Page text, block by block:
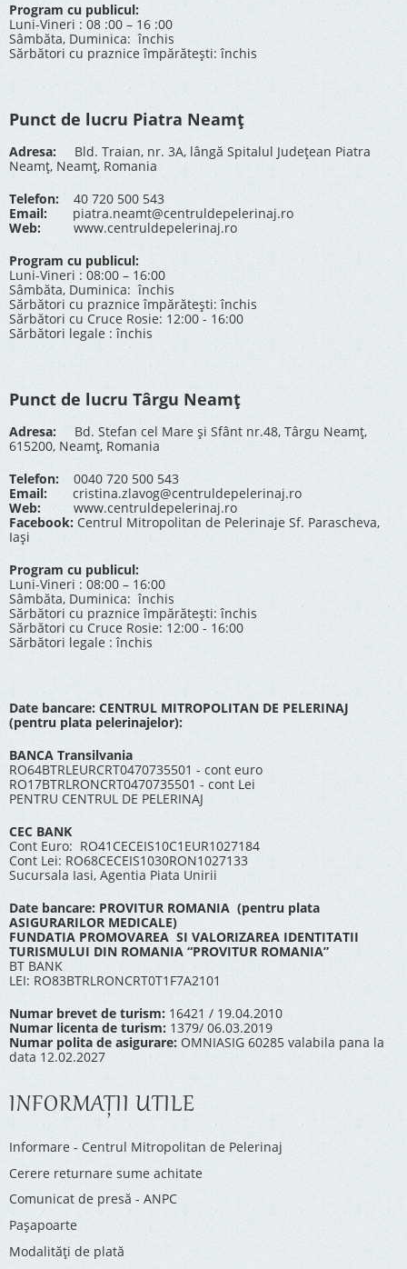
Program cu publicul:
Luni-Vineri : 08 :00 – 16 :00
Sâmbăta, Duminica: închis
Sărbători cu praznice împărătești: închis
Punct de lucru Piatra Neamț
Adresa: Bld. Traian, nr. 3A, lângă Spitalul Județean Piatra
Neamț, Neamț, Romania
Telefon:40 720 500 543
Email:
piatra.neamt@centruldepelerinaj.ro
Web:
www.centruldepelerinaj.ro
Program cu publicul:
Luni-Vineri : 08:00 – 16:00
Sâmbăta, Duminica: închis
Sărbători cu praznice împărătești: închis
Sărbători cu Cruce Rosie: 12:00 - 16:00
Sărbători legale : închis
Punct de lucru Târgu Neamț
Adresa: Bd. Stefan cel Mare și Sfânt nr.48, Târgu Neamț,
615200, Neamț, Romania
Telefon: 0040 720 500 543
Email:
cristina.zlavog@centruldepelerinaj.ro
Web:
www.centruldepelerinaj.ro
Facebook: Centrul Mitropolitan de Pelerinaje Sf. Parascheva,
Iași
Program cu publicul:
Luni-Vineri : 08:00 – 16:00
Sâmbăta, Duminica: închis
Sărbători cu praznice împărătești: închis
Sărbători cu Cruce Rosie: 12:00 - 16:00
Sărbători legale : închis
Date bancare: CENTRUL MITROPOLITAN DE PELERINAJ
(pentru plata pelerinajelor):
BANCA Transilvania
RO64BTRLEURCRT0470735501 - cont euro
RO17BTRLRONCRT0470735501 - cont Lei
PENTRU CENTRUL DE PELERINAJ
CEC BANK
Cont Euro: RO41CECEIS10C1EUR1027184
Cont Lei: RO68CECEIS1030RON1027133
Sucursala Iasi, Agentia Piata Unirii
Date bancare: PROVITUR ROMANIA (pentru plata
ASIGURARILOR MEDICALE)
FUNDATIA PROMOVAREA SI VALORIZAREA IDENTITATII
TURISMULUI DIN ROMANIA “PROVITUR ROMANIA”
BT BANK
LEI: RO83BTRLRONCRT0T1F7A2101
Numar brevet de turism: 16421 / 19.04.2010
Numar licenta de turism: 1379/ 06.03.2019
Numar polita de asigurare: OMNIASIG 60285 valabila pana la
data 12.02.2027
INFORMAŢII UTILE
Informare - Centrul Mitropolitan de Pelerinaj
Cerere returnare sume achitate
Comunicat de presă - ANPC
Pașapoarte
Modalități de plată